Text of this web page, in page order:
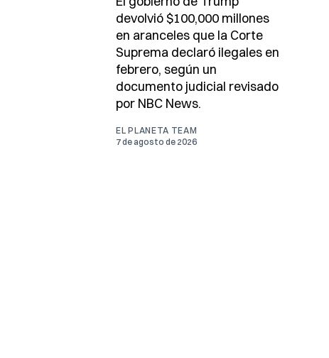
devolvió $100,000 millones
en aranceles que la Corte
Suprema declaró ilegales en
febrero, según un
documento judicial revisado
por NBC News.
EL PLANETA TEAM
7 de agosto de 2026